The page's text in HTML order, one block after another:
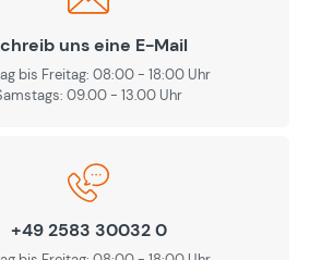
uns eine E-Mail
bis Freitag: 08:00 - 18:00 Uhr
09.00 - 13.00 Uhr
+49 2583 30032 0